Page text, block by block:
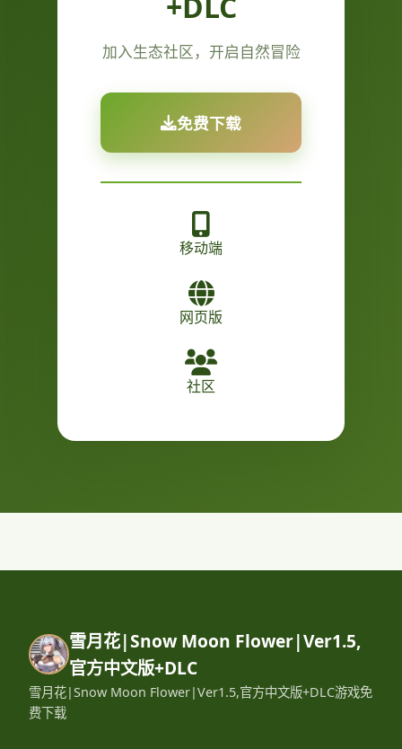
加入生态社区，开启自然冒险
免费下载
移动端
网页版
社区
雪月花|Snow Moon Flower|Ver1.5,
官方中文版+DLC
雪月花|Snow Moon Flower|Ver1.5,官方中文版+DLC游戏免
费下载